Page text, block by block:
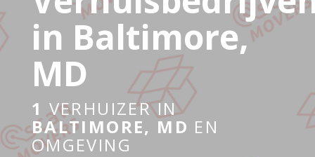
in Baltimore,
MD
1 VERHUIZER IN
BALTIMORE, MD EN
OMGEVING